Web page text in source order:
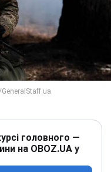
головного —
на OBOZ.UA у